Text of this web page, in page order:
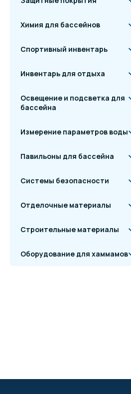
Химия для бассейнов
Спортивный инвентарь
Инвентарь для отдыха
Освещение и подсветка для
бассейна
Измерение параметров воды
Павильоны для бассейна
Системы безопасности
Отделочные материалы
Строительные материалы
Оборудование для хаммамов